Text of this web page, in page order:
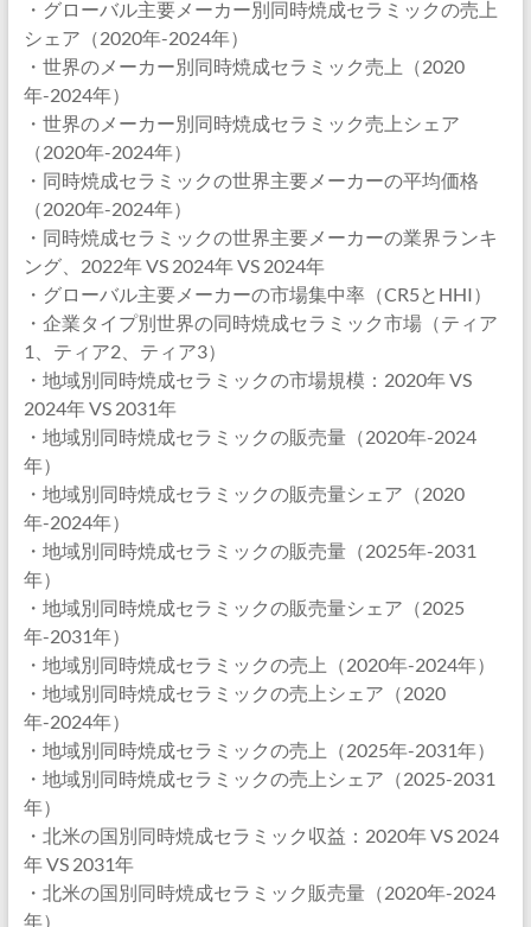
・グローバル主要メーカー別同時焼成セラミックの売上
シェア（2020年-2024年）
・世界のメーカー別同時焼成セラミック売上（2020
年-2024年）
・世界のメーカー別同時焼成セラミック売上シェア
（2020年-2024年）
・同時焼成セラミックの世界主要メーカーの平均価格
（2020年-2024年）
・同時焼成セラミックの世界主要メーカーの業界ランキ
ング、2022年 VS 2024年 VS 2024年
・グローバル主要メーカーの市場集中率（CR5とHHI）
・企業タイプ別世界の同時焼成セラミック市場（ティア
1、ティア2、ティア3）
・地域別同時焼成セラミックの市場規模：2020年 VS
2024年 VS 2031年
・地域別同時焼成セラミックの販売量（2020年-2024
年）
・地域別同時焼成セラミックの販売量シェア（2020
年-2024年）
・地域別同時焼成セラミックの販売量（2025年-2031
年）
・地域別同時焼成セラミックの販売量シェア（2025
年-2031年）
・地域別同時焼成セラミックの売上（2020年-2024年）
・地域別同時焼成セラミックの売上シェア（2020
年-2024年）
・地域別同時焼成セラミックの売上（2025年-2031年）
・地域別同時焼成セラミックの売上シェア（2025-2031
年）
・北米の国別同時焼成セラミック収益：2020年 VS 2024
年 VS 2031年
・北米の国別同時焼成セラミック販売量（2020年-2024
年）